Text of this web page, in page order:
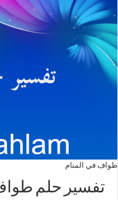
طواف في المنام
تفسير حلم